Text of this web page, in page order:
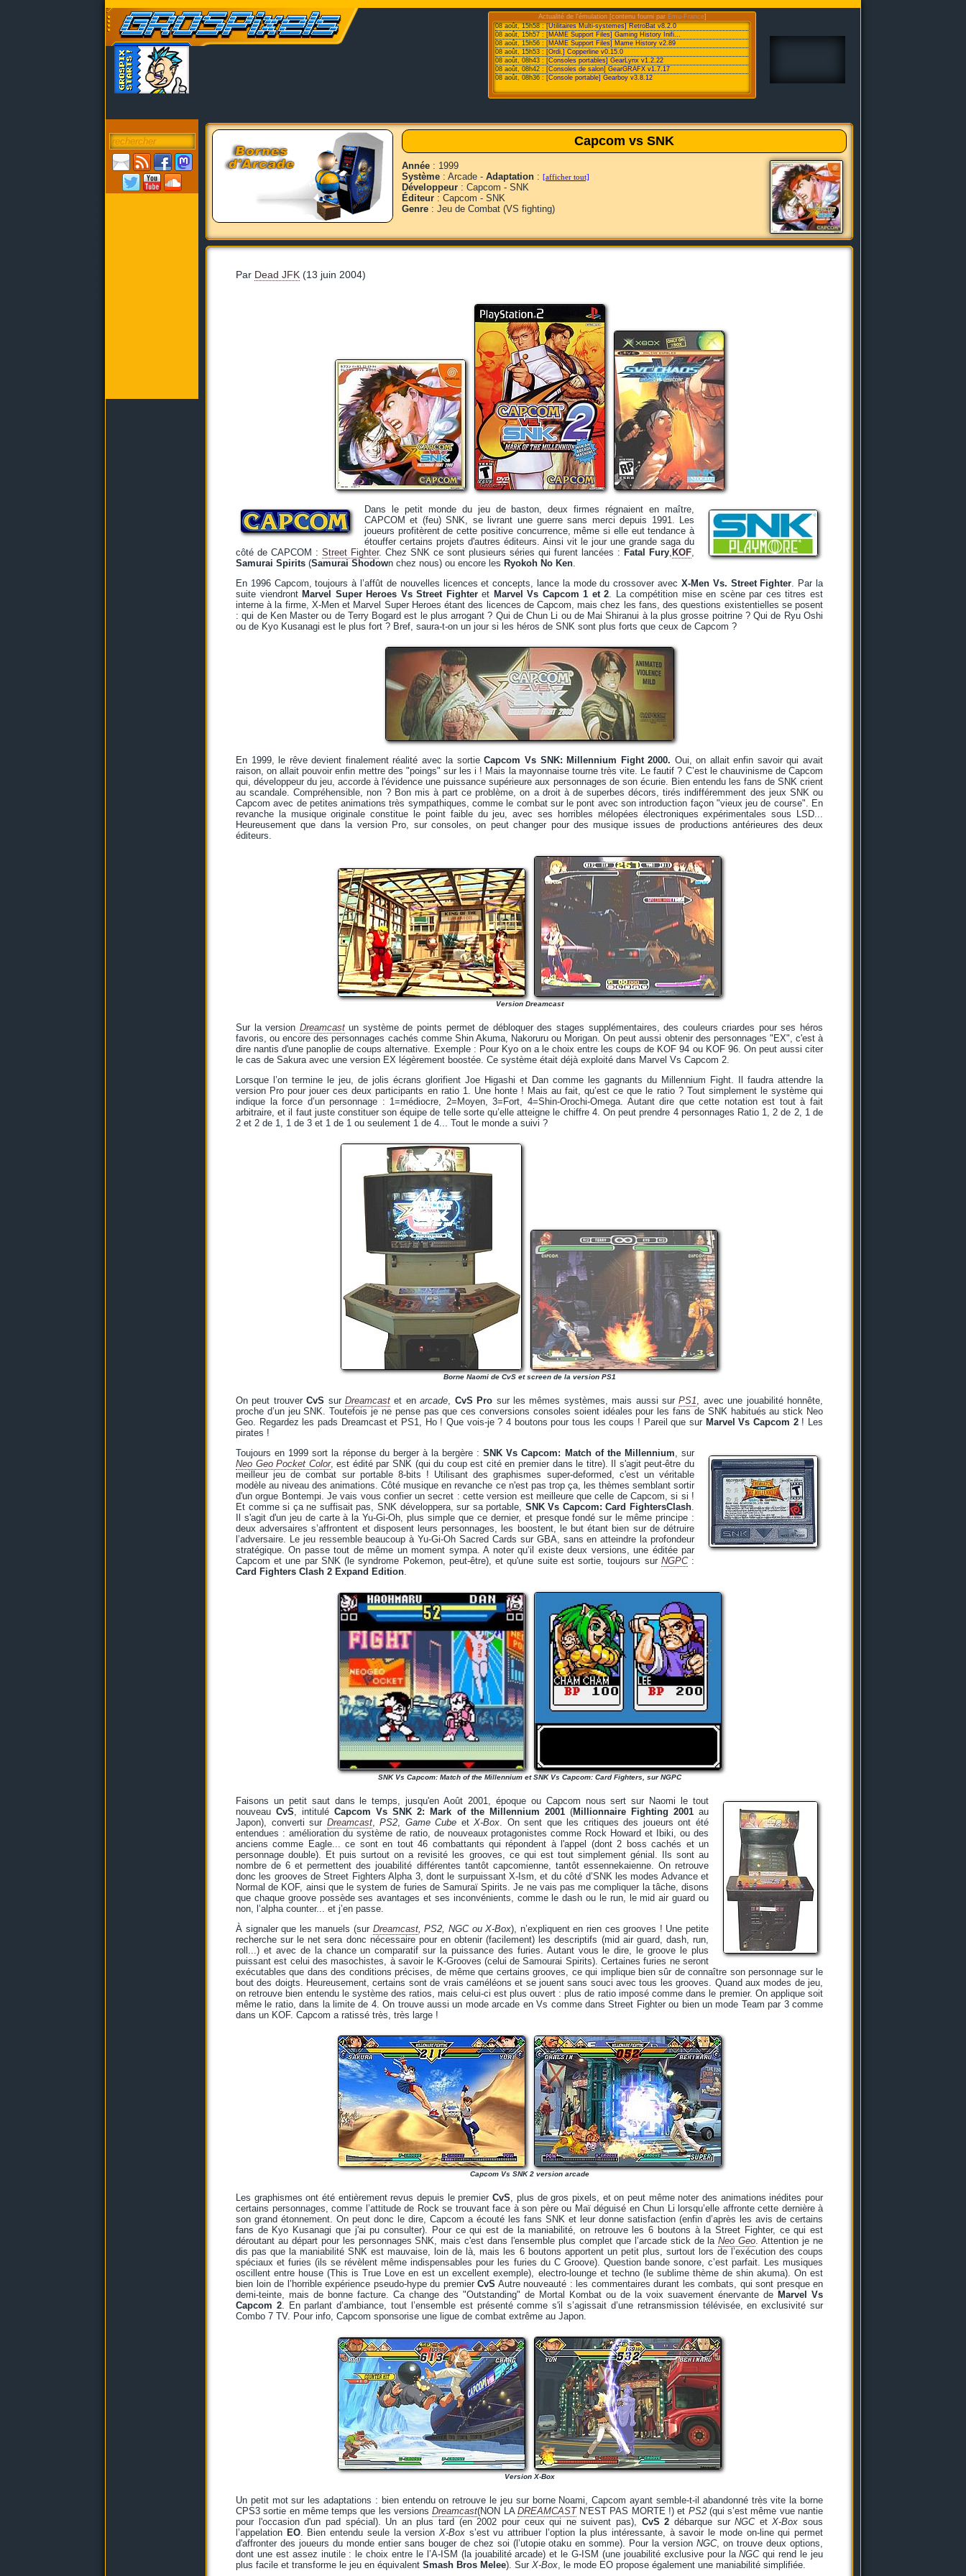
Actualité de l'émulation [contenu fourni par Emu-France]
08 août, 15h58 :[Utilitaires Multi-systemes] RetroBat v8.2.0
08 août, 15h57 : [MAME Support Files] Gaming History Inifi...
08 août, 15h56 : [MAME Support Files] Mame History v2.89
08 août, 15h53 : [Ordi.] Copperline v0.15.0
08 août, 08h43 : [Consoles portables] GearLynx v1.2.22
08 août, 08h42 : [Consoles de salon] GearGRAFX v1.7.17
08 août, 08h36 : [Console portable] Gearboy v3.8.12
Capcom vs SNK
Année : 1999
Système : Arcade - Adaptation : [afficher tout]
Développeur : Capcom - SNK
Éditeur : Capcom - SNK
Genre : Jeu de Combat (VS fighting)
Par Dead JFK (13 juin 2004)
Dans le petit monde du jeu de baston, deux firmes régnaient en maître,
CAPCOM et (feu) SNK, se livrant une guerre sans merci depuis 1991. Les
joueurs profitèrent de cette positive concurrence, même si elle eut tendance à
étouffer certains projets d'autres éditeurs. Ainsi vit le jour une grande saga du
côté de CAPCOM : Street Fighter. Chez SNK ce sont plusieurs séries qui furent lancées : Fatal Fury, KOF,
Samurai Spirits (Samurai Shodown chez nous) ou encore les Ryokoh No Ken.
En 1996 Capcom, toujours à l’affût de nouvelles licences et concepts, lance la mode du crossover avec X-Men Vs. Street Fighter. Par la
suite viendront Marvel Super Heroes Vs Street Fighteret Marvel Vs Capcom 1 et 2. La compétition mise en scène par ces titres est
interne à la firme, X-Men et Marvel Super Heroes étant des licences de Capcom, mais chez les fans, des questions existentielles se posent
: qui de Ken Master ou de Terry Bogard est le plus arrogant ? Qui de Chun Li ou de Mai Shiranui à la plus grosse poitrine ? Qui de Ryu Oshi
ou de Kyo Kusanagi est le plus fort ? Bref, saura-t-on un jour si les héros de SNK sont plus forts que ceux de Capcom ?
En 1999, le rêve devient finalement réalité avec la sortieCapcom Vs SNK: Millennium Fight 2000. Oui, on allait enfin savoir qui avait
raison, on allait pouvoir enfin mettre des "poings" sur les i ! Mais la mayonnaise tourne très vite. Le fautif ? C’est le chauvinisme de Capcom
qui, développeur du jeu, accorde à l'évidence une puissance supérieure aux personnages de son écurie. Bien entendu les fans de SNK crient
au scandale. Compréhensible, non ? Bon mis à part ce problème, on a droit à de superbes décors, tirés indifféremment des jeux SNK ou
Capcom avec de petites animations très sympathiques, comme le combat sur le pont avec son introduction façon "vieux jeu de course". En
revanche la musique originale constitue le point faible du jeu, avec ses horribles mélopées électroniques expérimentales sous LSD...
Heureusement que dans la version Pro, sur consoles, on peut changer pour des musique issues de productions antérieures des deux
éditeurs.
Version Dreamcast
Sur la version Dreamcastun système de points permet de débloquer des stages supplémentaires, des couleurs criardes pour ses héros
favoris, ou encore des personnages cachés comme Shin Akuma, Nakoruru ou Morigan. On peut aussi obtenir des personnages "EX", c'est à
dire nantis d'une panoplie de coups alternative. Exemple : Pour Kyo on a le choix entre les coups de KOF 94 ou KOF 96. On peut aussi citer
le cas de Sakura avec une version EX légèrement boostée. Ce système était déjà exploité dans Marvel Vs Capcom 2.
Lorsque l’on termine le jeu, de jolis écrans glorifient Joe Higashi et Dan comme les gagnants du Millennium Fight. Il faudra attendre la
version Pro pour jouer ces deux participants en ratio 1. Une honte ! Mais au fait, qu’est ce que le ratio ? Tout simplement le système qui
indique la force d’un personnage : 1=médiocre, 2=Moyen, 3=Fort, 4=Shin-Orochi-Omega. Autant dire que cette notation est tout à fait
arbitraire, et il faut juste constituer son équipe de telle sorte qu’elle atteigne le chiffre 4. On peut prendre 4 personnages Ratio 1, 2 de 2, 1 de
2 et 2 de 1, 1 de 3 et 1 de 1 ou seulement 1 de 4... Tout le monde a suivi ?
Borne Naomi de CvS et screen de la version PS1
On peut trouverCvS surDreamcast et enarcade, CvS Pro sur les mêmes systèmes, mais aussi surPS1, avec une jouabilité honnête,
proche d’un jeu SNK. Toutefois je ne pense pas que ces conversions consoles soient idéales pour les fans de SNK habitués au stick Neo
Geo. Regardez les pads Dreamcast et PS1, Ho ! Que vois-je ? 4 boutons pour tous les coups ! Pareil que sur Marvel Vs Capcom 2! Les
pirates !
Toujours en 1999 sort la réponse du berger à la bergère :SNK Vs Capcom: Match of the Millennium, sur
Neo Geo Pocket Color, est édité par SNK (qui du coup est cité en premier dans le titre). Il s'agit peut-être du
meilleur jeu de combat sur portable 8-bits ! Utilisant des graphismes super-deformed, c'est un véritable
modèle au niveau des animations. Côté musique en revanche ce n'est pas trop ça, les thèmes semblant sortir
d'un orgue Bontempi. Je vais vous confier un secret : cette version est meilleure que celle de Capcom, si si !
Et comme si ça ne suffisait pas, SNK développera, sur sa portable, SNK Vs Capcom: Card FightersClash.
Il s'agit d'un jeu de carte à la Yu-Gi-Oh, plus simple que ce dernier, et presque fondé sur le même principe :
deux adversaires s’affrontent et disposent leurs personnages, les boostent, le but étant bien sur de détruire
l’adversaire. Le jeu ressemble beaucoup à Yu-Gi-Oh Sacred Cards sur GBA, sans en atteindre la profondeur
stratégique. On passe tout de même un moment sympa. A noter qu’il existe deux versions, une éditée par
Capcom et une par SNK (le syndrome Pokemon, peut-être), et qu'une suite est sortie, toujours sur NGPC:
Card Fighters Clash 2 Expand Edition.
SNK Vs Capcom: Match of the Millennium et SNK Vs Capcom: Card Fighters, sur NGPC
Faisons un petit saut dans le temps, jusqu'en Août 2001, époque ou Capcom nous sert sur Naomi le tout
nouveauCvS, intituléCapcom Vs SNK 2: Mark of the Millennium 2001(Millionnaire Fighting 2001au
Japon), converti sur Dreamcast,PS2, Game Cube etX-Box. On sent que les critiques des joueurs ont été
entendues : amélioration du système de ratio, de nouveaux protagonistes comme Rock Howard et Ibiki, ou des
anciens comme Eagle... ce sont en tout 46 combattants qui répondent à l'appel (dont 2 boss cachés et un
personnage double). Et puis surtout on a revisité les grooves, ce qui est tout simplement génial. Ils sont au
nombre de 6 et permettent des jouabilité différentes tantôt capcomienne, tantôt essennekaienne. On retrouve
donc les grooves de Street Fighters Alpha 3, dont le surpuissant X-Ism, et du côté d’SNK les modes Advance et
Normal de KOF, ainsi que le system de furies de Samuraï Spirits. Je ne vais pas me compliquer la tâche, disons
que chaque groove possède ses avantages et ses inconvénients, comme le dash ou le run, le mid air guard ou
non, l’alpha counter... et j’en passe.
À signaler que les manuels (sur Dreamcast, PS2, NGC ou X-Box), n’expliquent en rien ces grooves ! Une petite
recherche sur le net sera donc nécessaire pour en obtenir (facilement) les descriptifs (mid air guard, dash, run,
roll...) et avec de la chance un comparatif sur la puissance des furies. Autant vous le dire, le groove le plus
puissant est celui des masochistes, à savoir le K-Grooves (celui de Samourai Spirits). Certaines furies ne seront
exécutables que dans des conditions précises, de même que certains grooves, ce qui implique bien sûr de connaître son personnage sur le
bout des doigts. Heureusement, certains sont de vrais caméléons et se jouent sans souci avec tous les grooves. Quand aux modes de jeu,
on retrouve bien entendu le système des ratios, mais celui-ci est plus ouvert : plus de ratio imposé comme dans le premier. On applique soit
même le ratio, dans la limite de 4. On trouve aussi un mode arcade en Vs comme dans Street Fighter ou bien un mode Team par 3 comme
dans un KOF. Capcom a ratissé très, très large !
Capcom Vs SNK 2 version arcade
Les graphismes ont été entièrement revus depuis le premierCvS, plus de gros pixels, et on peut même noter des animations inédites pour
certains personnages, comme l’attitude de Rock se trouvant face à son père ou Maï déguisé en Chun Li lorsqu’elle affronte cette dernière à
son grand étonnement. On peut donc le dire, Capcom a écouté les fans SNK et leur donne satisfaction (enfin d’après les avis de certains
fans de Kyo Kusanagi que j'ai pu consulter). Pour ce qui est de la maniabilité, on retrouve les 6 boutons à la Street Fighter, ce qui est
déroutant au départ pour les personnages SNK, mais c'est dans l'ensemble plus complet que l’arcade stick de laNeo Geo. Attention je ne
dis pas que la maniabilité SNK est mauvaise, loin de là, mais les 6 boutons apportent un petit plus, surtout lors de l’exécution des coups
spéciaux et furies (ils se révèlent même indispensables pour les furies du C Groove). Question bande sonore, c’est parfait. Les musiques
oscillent entre house (This is True Love en est un excellent exemple), electro-lounge et techno (le sublime thème de shin akuma). On est
bien loin de l’horrible expérience pseudo-hype du premier CvS Autre nouveauté : les commentaires durant les combats, qui sont presque en
demi-teinte, mais de bonne facture. Ca change des "Outstanding" de Mortal Kombat ou de la voix suavement énervante de Marvel Vs
Capcom 2. En parlant d’ambiance, tout l’ensemble est présenté comme s'il s’agissait d’une retransmission télévisée, en exclusivité sur
Combo 7 TV. Pour info, Capcom sponsorise une ligue de combat extrême au Japon.
Version X-Box
Un petit mot sur les adaptations : bien entendu on retrouve le jeu sur borne Noami, Capcom ayant semble-t-il abandonné très vite la borne
CPS3 sortie en même temps que les versionsDreamcast(NON LA DREAMCASTN’EST PAS MORTE !) et PS2(qui s’est même vue nantie
pour l'occasion d'un pad spécial). Un an plus tard (en 2002 pour ceux qui ne suivent pas), CvS 2 débarque surNGCetX-Box sous
l’appelation EO. Bien entendu seule la versionX-Box s’est vu attribuer l’option la plus intéressante, à savoir le mode on-line qui permet
d'affronter des joueurs du monde entier sans bouger de chez soi (l’utopie otaku en somme). Pour la versionNGC, on trouve deux options,
dont une est assez inutile : le choix entre le l’A-ISM (la jouabilité arcade) et le G-ISM (une jouabilité exclusive pour laNGCqui rend le jeu
plus facile et transforme le jeu en équivalent Smash Bros Melee). Sur X-Box, le mode EO propose également une maniabilité simplifiée.